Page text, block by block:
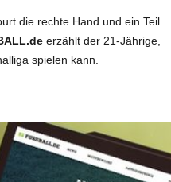
die rechte Hand und ein Teil
erzählt der 21-Jährige,
spielen kann.